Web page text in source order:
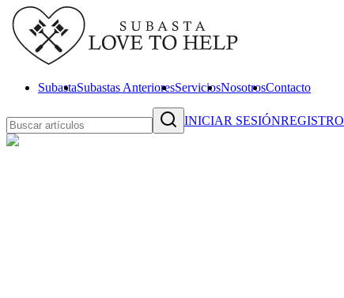
SubastaSubastas AnterioresServiciosNosotrosContacto
INICIAR SESIÓNREGISTRO